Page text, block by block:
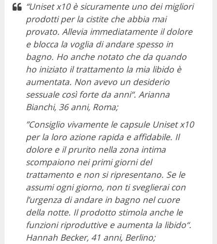
“Uniset x10 è sicuramente uno dei migliori
prodotti per la cistite che abbia mai
provato. Allevia immediatamente il dolore
e blocca la voglia di andare spesso in
bagno. Ho anche notato che da quando
ho iniziato il trattamento la mia libido è
aumentata. Non avevo un desiderio
sessuale così forte da anni“. Arianna
Bianchi, 36 anni, Roma;
”Consiglio vivamente le capsule Uniset x10
per la loro azione rapida e affidabile. Il
dolore e il prurito nella zona intima
scompaiono nei primi giorni del
trattamento e non si ripresentano. Se le
assumi ogni giorno, non ti sveglierai con
l’urgenza di andare in bagno nel cuore
della notte. Il prodotto stimola anche le
funzioni riproduttive e aumenta la libido“.
Hannah Becker, 41 anni, Berlino;